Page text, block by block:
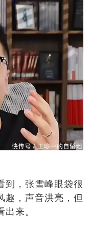
到，张雪峰眼袋很
趣，声音洪亮，但
来。